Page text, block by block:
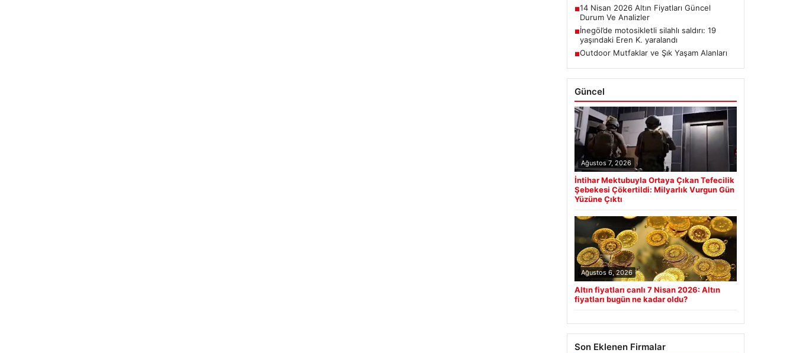
■14 Nisan 2026 Altın Fiyatları Güncel
Durum Ve Analizler
■İnegöl’de motosikletli silahlı saldırı: 19
yaşındaki Eren K. yaralandı
■Outdoor Mutfaklar ve Şık Yaşam Alanları
Güncel
Ağustos 7, 2026
İntihar Mektubuyla Ortaya Çıkan Tefecilik
Şebekesi Çökertildi: Milyarlık Vurgun Gün
Yüzüne Çıktı
Ağustos 6, 2026
Altın fiyatları canlı 7 Nisan 2026: Altın
fiyatları bugün ne kadar oldu?
Son Eklenen Firmalar